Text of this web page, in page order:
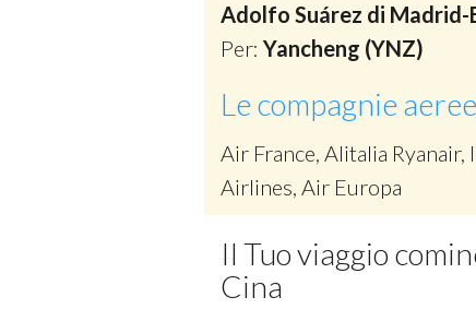
Adolfo Suárez di Madrid-
Per: Yancheng (YNZ)
Le compagnie
Air France, Alitalia Ryanair,
Airlines, Air Europa
Il Tuo viaggio
Cina